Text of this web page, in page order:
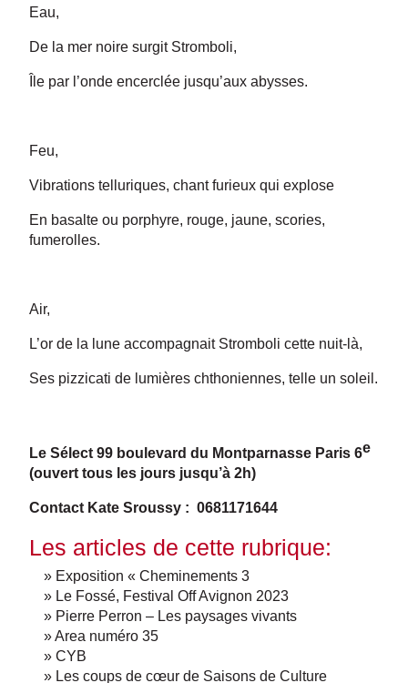
Eau,
De la mer noire surgit Stromboli,
Île par l’onde encerclée jusqu’aux abysses.
Feu,
Vibrations telluriques, chant furieux qui explose
En basalte ou porphyre, rouge, jaune, scories,
fumerolles.
Air,
L’or de la lune accompagnait Stromboli cette nuit-là,
Ses pizzicati de lumières chthoniennes, telle un soleil.
Le Sélect 99 boulevard du Montparnasse Paris 6e
(ouvert tous les jours jusqu’à 2h)
Contact Kate Sroussy : 0681171644
Les articles de cette rubrique:
» Exposition « Cheminements 3
» Le Fossé, Festival Off Avignon 2023
» Pierre Perron – Les paysages vivants
» Area numéro 35
» CYB
» Les coups de cœur de Saisons de Culture